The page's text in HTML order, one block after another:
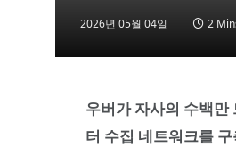
2026년 05월 04일 2
우버가 자사의 수백만
터 수집 네트워크를